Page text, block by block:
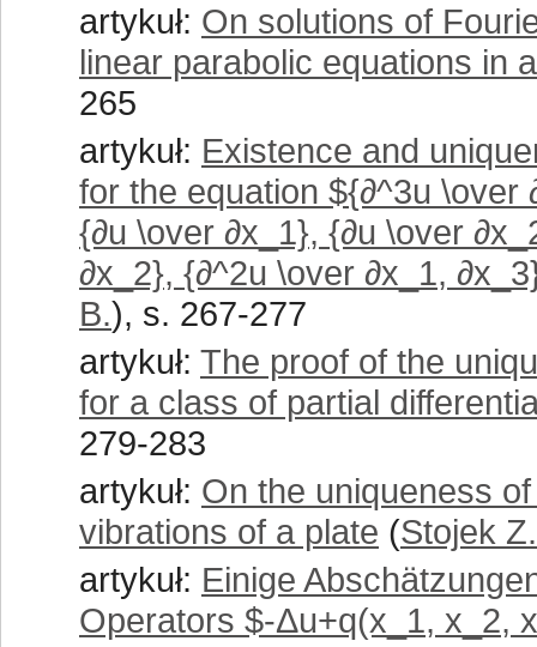
artykuł: On solutions of
linear parabolic equations in
265
artykuł: Existence and
for the equation ${∂^3u \over
{∂u \over ∂x_1}, {∂u \over
∂x_2}, {∂^2u \over ∂x_1,
B.), s. 267-277
artykuł: The proof of the
for a class of partial
279-283
artykuł: On the uniqueness
vibrations of a plate (Stojek Z.
artykuł: Einige
Operators $-Δu+q(x_1, x_2,